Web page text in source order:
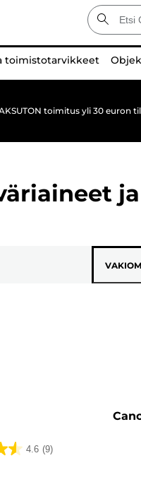
toimistotarvikkeet
toimitus yli 30 euron
4.6 (9)